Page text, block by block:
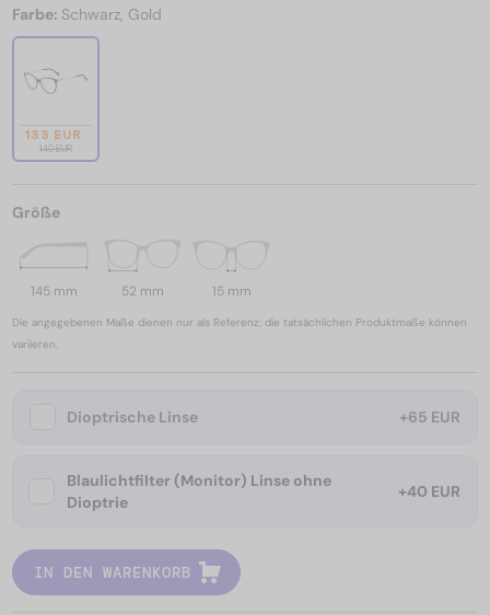
Farbe: Schwarz, Gold
133 EUR
140 EUR
Größe
145 mm 52 mm 15 mm
Die angegebenen Maße dienen nur als Referenz; die tatsächlichen Produktmaße können
variieren.
Dioptrische Linse +65 EUR
Blaulichtfilter (Monitor) Linse ohne
Dioptrie
+40 EUR
IN DEN WARENKORB